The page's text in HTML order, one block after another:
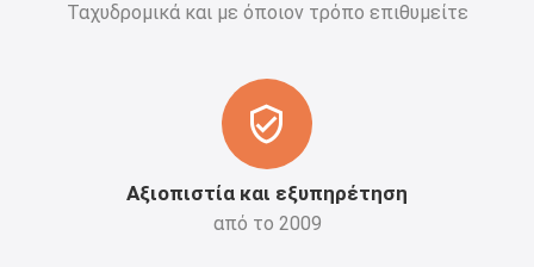
Ταχυδρομικά και με όποιον τρόπο επιθυμείτε
Αξιοπιστία και εξυπηρέτηση
από το 2009